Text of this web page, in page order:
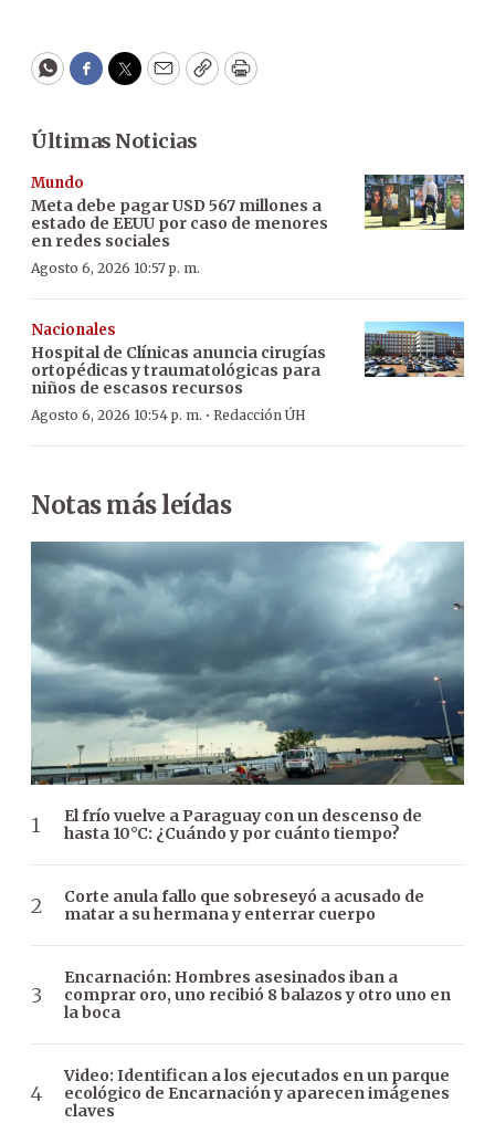
WhatsApp
Facebook
Twitter
EmailCopyPrint
Últimas Noticias
Mundo
Meta debe pagar USD 567 millones a
estado de EEUU por caso de menores
en redes sociales
Agosto 6, 2026 10:57 p. m.
Nacionales
Hospital de Clínicas anuncia cirugías
ortopédicas y traumatológicas para
niños de escasos recursos
Agosto 6, 2026 10:54 p. m. · Redacción ÚH
Notas más leídas
El frío vuelve a Paraguay con un descenso de
hasta 10°C: ¿Cuándo y por cuánto tiempo?
Corte anula fallo que sobreseyó a acusado de
matar a su hermana y enterrar cuerpo
Encarnación: Hombres asesinados iban a
comprar oro, uno recibió 8 balazos y otro uno en
la boca
Video: Identifican a los ejecutados en un parque
ecológico de Encarnación y aparecen imágenes
claves